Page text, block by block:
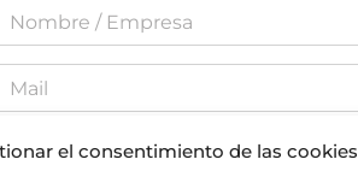
el consentimiento de las cookies